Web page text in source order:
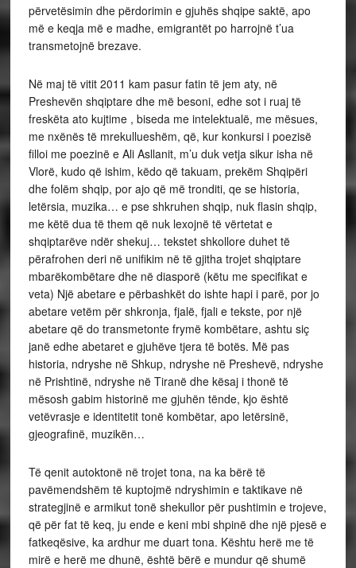
përvetësimin dhe përdorimin e gjuhës shqipe saktë, apo
më e keqja më e madhe, emigrantët po harrojnë t’ua
transmetojnë brezave.
Në maj të vitit 2011 kam pasur fatin të jem aty, në
Preshevën shqiptare dhe më besoni, edhe sot i ruaj të
freskëta ato kujtime , biseda me intelektualë, me mësues,
me nxënës të mrekullueshëm, që, kur konkursi i poezisë
filloi me poezinë e Ali Asllanit, m’u duk vetja sikur isha në
Vlorë, kudo që ishim, këdo që takuam, prekëm Shqipëri
dhe folëm shqip, por ajo që më tronditi, qe se historia,
letërsia, muzika… e pse shkruhen shqip, nuk flasin shqip,
me këtë dua të them që nuk lexojnë të vërtetat e
shqiptarëve ndër shekuj… tekstet shkollore duhet të
përafrohen deri në unifikim në të gjitha trojet shqiptare
mbarëkombëtare dhe në diasporë (këtu me specifikat e
veta) Një abetare e përbashkët do ishte hapi i parë, por jo
abetare vetëm për shkronja, fjalë, fjali e tekste, por një
abetare që do transmetonte frymë kombëtare, ashtu siç
janë edhe abetaret e gjuhëve tjera të botës. Më pas
historia, ndryshe në Shkup, ndryshe në Preshevë, ndryshe
në Prishtinë, ndryshe në Tiranë dhe kësaj i thonë të
mësosh gabim historinë me gjuhën tënde, kjo është
vetëvrasje e identitetit tonë kombëtar, apo letërsinë,
gjeografinë, muzikën…
Të qenit autoktonë në trojet tona, na ka bërë të
pavëmendshëm të kuptojmë ndryshimin e taktikave në
strategjinë e armikut tonë shekullor për pushtimin e trojeve,
që për fat të keq, ju ende e keni mbi shpinë dhe një pjesë e
fatkeqësive, ka ardhur me duart tona. Kështu herë me të
mirë e herë me dhunë, është bërë e mundur që shumë